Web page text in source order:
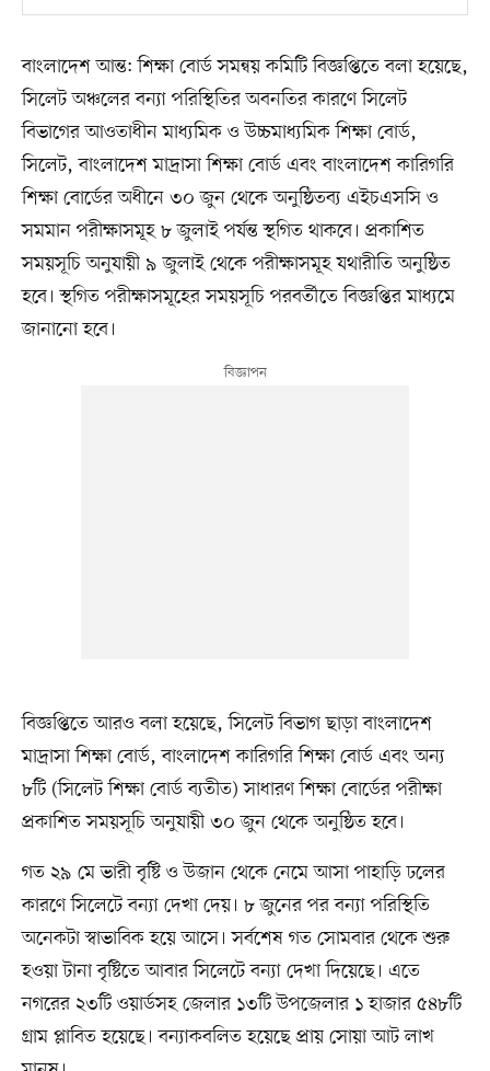
বাংলাদেশ আন্ত: শিক্ষা বোর্ড সমন্বয় কমিটি বিজ্ঞপ্তিতে বলা হয়েছে,
সিলেট অঞ্চলের বন্যা পরিস্থিতির অবনতির কারণে সিলেট
বিভাগের আওতাধীন মাধ্যমিক ও উচ্চমাধ্যমিক শিক্ষা বোর্ড,
সিলেট, বাংলাদেশ মাদ্রাসা শিক্ষা বোর্ড এবং বাংলাদেশ কারিগরি
শিক্ষা বোর্ডের অধীনে ৩০ জুন থেকে অনুষ্ঠিতব্য এইচএসসি ও
সমমান পরীক্ষাসমূহ ৮ জুলাই পর্যন্ত স্থগিত থাকবে। প্রকাশিত
সময়সূচি অনুযায়ী ৯ জুলাই থেকে পরীক্ষাসমূহ যথারীতি অনুষ্ঠিত
হবে। স্থগিত পরীক্ষাসমূহের সময়সূচি পরবর্তীতে বিজ্ঞপ্তির মাধ্যমে
জানানো হবে।
বিজ্ঞপ্তিতে আরও বলা হয়েছে, সিলেট বিভাগ ছাড়া বাংলাদেশ
মাদ্রাসা শিক্ষা বোর্ড, বাংলাদেশ কারিগরি শিক্ষা বোর্ড এবং অন্য
৮টি (সিলেট শিক্ষা বোর্ড ব্যতীত) সাধারণ শিক্ষা বোর্ডের পরীক্ষা
প্রকাশিত সময়সূচি অনুযায়ী ৩০ জুন থেকে অনুষ্ঠিত হবে।
গত ২৯ মে ভারী বৃষ্টি ও উজান থেকে নেমে আসা পাহাড়ি ঢলের
কারণে সিলেটে বন্যা দেখা দেয়। ৮ জুনের পর বন্যা পরিস্থিতি
অনেকটা স্বাভাবিক হয়ে আসে। সর্বশেষ গত সোমবার থেকে শুরু
হওয়া টানা বৃষ্টিতে আবার সিলেটে বন্যা দেখা দিয়েছে। এতে
নগরের ২৩টি ওয়ার্ডসহ জেলার ১৩টি উপজেলার ১ হাজার ৫৪৮টি
গ্রাম প্লাবিত হয়েছে। বন্যাকবলিত হয়েছে প্রায় সোয়া আট লাখ